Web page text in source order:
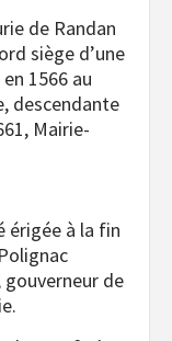
de Randan
siège d’une
1566 au
descendante
Mairie-
érigée à la fin
de